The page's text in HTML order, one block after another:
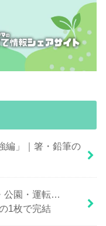
編」｜箸・鉛筆の
公園・運転…
1枚で完結